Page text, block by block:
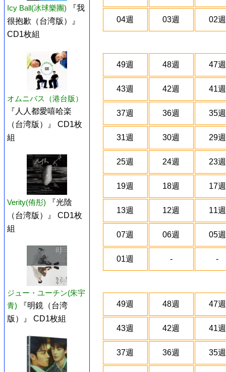
Icy Ball(冰球樂團)
『我
很抱歉（台湾版）』
CD1枚組
オムニバス（港台版）
『人人都愛嘻哈楽
（台湾版）』 CD1枚
組
Verity(侑彤)
『光陰
（台湾版）』 CD1枚
組
ジュー・ユーチン(朱宇
青)
『明鏡（台湾
版）』 CD1枚組
04週 03週 02週
49週 48週 47週
43週 42週 41週
37週 36週 35週
31週 30週 29週
25週 24週 23週
19週 18週 17週
13週 12週 11週
07週 06週 05週
01週 - -
49週 48週 47週
43週 42週 41週
37週 36週 35週